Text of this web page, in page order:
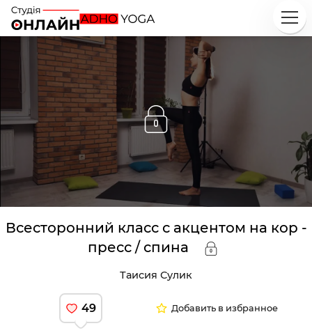
Исследуй
Классы
Курсы Плейлисты
Инструкторы
Всесторонний класс с акцентом на кор -
пресс / спина
Таисия Сулик
49 Добавить в избранное